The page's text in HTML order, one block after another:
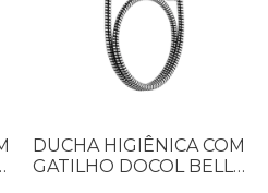
DUCHA HIGIÊNICA COM
GATILHO DOCOL BELLA